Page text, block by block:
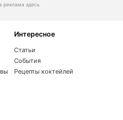
реклама здесь
Интересное
Статьи
События
Рецепты коктейлей